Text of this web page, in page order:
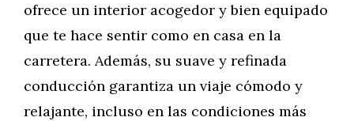
ofrece un interior acogedor y bien equipado
que te hace sentir como en casa en la
carretera. Además, su suave y refinada
conducción garantiza un viaje cómodo y
relajante, incluso en las condiciones más